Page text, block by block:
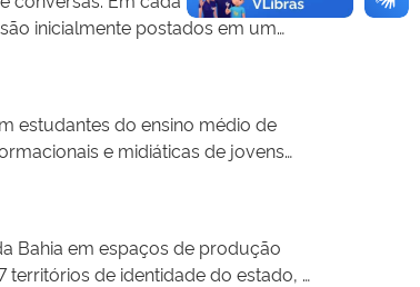
primária à saúde, com foco no
como vídeos, cartilhas,
à inteligência artificial,
e na circulação de conteúdos.
inicialmente postados em um
Idade).
estudantes do ensino médio de
e midiáticas de jovens
Bahia em espaços de produção
de identidade do estado, o